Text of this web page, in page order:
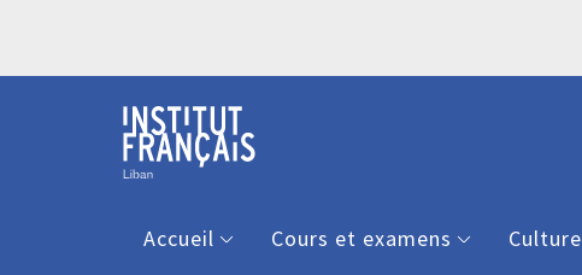
Accueil Cours et examens Culture